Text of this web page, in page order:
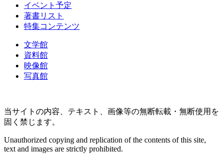
イベント予定
著書リスト
特集コンテンツ
文学館
資料館
映像館
写真館
当サイトの内容、テキスト、画像等の無断転載・無断使用を
固く禁じます。
Unauthorized copying and replication of the contents of this site,
text and images are strictly prohibited.